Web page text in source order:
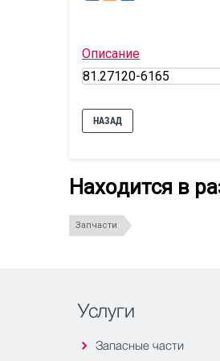
Описание
81.27120-6165
НАЗАД
Находится в
Запчасти
Услуги
Запасные части